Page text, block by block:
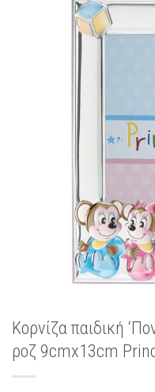
Κορνίζα παιδική
ροζ 9cmx13cm